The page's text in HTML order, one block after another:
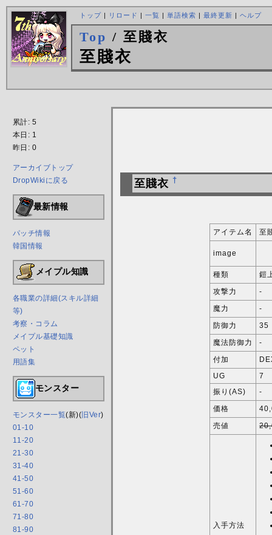
トップ| リロード | 一覧 | 単語検索 | 最終更新 | ヘルプ
Top / 至賤衣
至賤衣
累計: 5
本日: 1
昨日: 0
アーカイブトップ
DropWikiに戻る
最新情報
パッチ情報
韓国情報
メイプル知識
各職業の詳細(スキル詳細
等)
考察・コラム
メイプル基礎知識
ペット
用語集
モンスター
モンスター一覧(新)( 旧Ver)
01-10
11-20
21-30
31-40
41-50
51-60
61-70
71-80
81-90
至賤衣 †
アイテム名 至
image
種類
鎧
攻撃力
-
魔力
-
防御力
35
魔法防御力
-
付加
UG
7
振り(AS)
-
価格
売値
入手方法